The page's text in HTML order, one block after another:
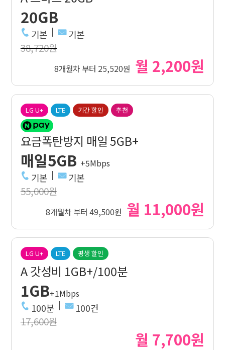
20GB
기본 기본
38,720원
8개월차 부터 25,520원 월 2,200원
LG U+ LTE 기간 할인 추천
요금폭탄방지 매일 5GB+
매일5GB +5Mbps
기본 기본
55,000원
8개월차 부터 49,500원 월 11,000원
LG U+ LTE 평생 할인
A 갓성비 1GB+/100분
1GB+1Mbps
100분 100건
17,600원
월 7,700원